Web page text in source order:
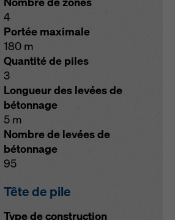
4
Portée maximale
180 m
Quantité de piles
3
Longueur des levées de
bétonnage
5 m
Nombre de levées de
bétonnage
95
Tête de pile
Type de construction